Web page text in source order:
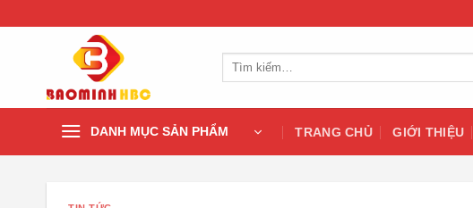
Tìm
DANH MỤC SẢN PHẨM TRANG CHỦ GIỚI THIỆU